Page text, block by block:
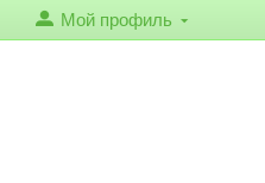
Мой профиль